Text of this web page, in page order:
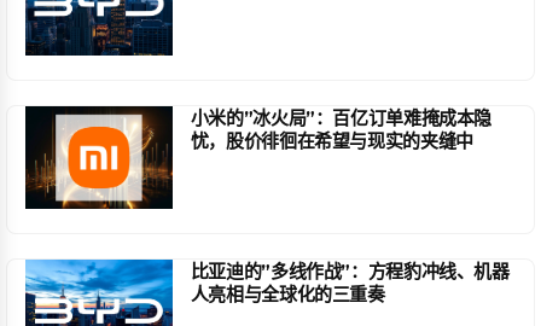
小米的”冰火局”：百亿订单难掩成本隐
忧，股价徘徊在希望与现实的夹缝中
比亚迪的”多线作战”：方程豹冲线、机器
人亮相与全球化的三重奏